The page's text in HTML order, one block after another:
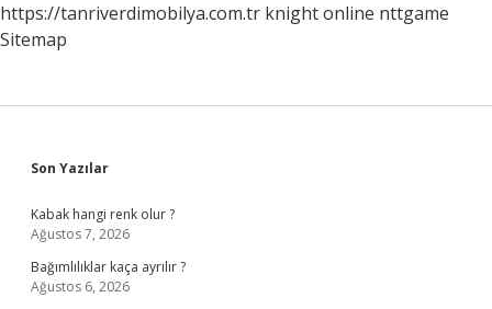
https://tanriverdimobilya.com.tr knight online nttgame
Sitemap
Sidebar
Son Yazılar
Kabak hangi renk olur ?
Ağustos 7, 2026
Bağımlılıklar kaça ayrılır ?
Ağustos 6, 2026